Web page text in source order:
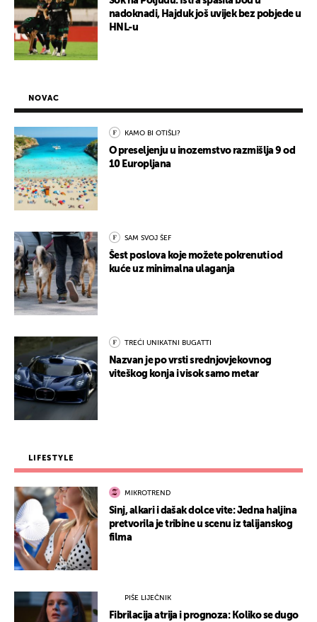
nadoknadi, Hajduk još uvijek bez pobjede u
HNL-u
NOVAC
KAMO BI OTIŠLI?
O preseljenju u inozemstvo razmišlja 9 od
10 Europljana
SAM SVOJ ŠEF
Šest poslova koje možete pokrenuti od
kuće uz minimalna ulaganja
TREĆI UNIKATNI BUGATTI
Nazvan je po vrsti srednjovjekovnog
viteškog konja i visok samo metar
LIFESTYLE
MIKROTREND
Sinj, alkari i dašak dolce vite: Jedna haljina
pretvorila je tribine u scenu iz talijanskog
filma
PIŠE LIJEČNIK
Fibrilacija atrija i prognoza: Koliko se dugo